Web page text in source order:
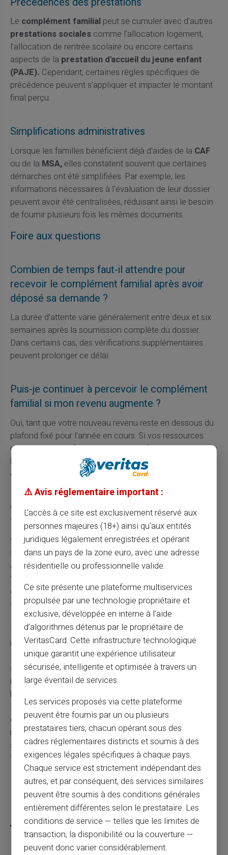
Le complément familialpeut se cumuler avec d'autres
prestations socialescomme l'allocation logement,
l’allocation de rentrée scolaire ou encore certains
aspects de la prestation d'accueil du jeune enfant
(PAJE). Cependant, certaines règles spécifiques de
précédence peuvent s'appliquer et impacter le montant
final perçu.
Simplifications administratives
Lorsque les familles bénéficient déjà d'aides de la CAF
ou de la MSA,elles constatent souvent que certaines
démarches ont été simplifiées. Par exemple, les
informations nécessaires à l'évaluation de leur dossier
peuvent avoir été centralisées, réduisant ainsi le besoin
de fournir plusieurs fois les mêmes documents.
Foire aux questions
Combien de temps faut-il attendre pour
recevoir le complément familial après avoir
déposé sa demande ?
La durée d’attente varie généralement entre deux et six
semaines après la soumission complète du dossier.
Dans certains cas, des vérifications supplémentaires
peuvent prolonger ce délai.
Puis-je continuer à percevoir le complément
familial si mon revenu augmente ?
Oui, tant que votre nouveau revenu reste en dessous du
plafond fixé pour l'année en cours. Si vos ressources
dépassent ce plafond, vous devrez informer laCAFou la
MSA,
et les aides pourront être révisées en
conséquence.
Quelles sont les options si ma situation évolue
?
Si vous accueillez un enfant supplémentaire dans votre
famille ou si un de vos enfants quitte le domicile, il est
essentiel d'en informer rapidement laCAFou la
Votre dossier devra être mis à jour pour refléter ces
changements et ajuster éventuellement le montant de
vos aides.
En résumé, lecomplément familialreprésente une
ressource précieuse pour de nombreuses familles en
France. En répondant aux critères d'éligibilité
spécifiques tels que les conditions de revenus et le
nombre d'enfants à charge, les familles peuvent
bénéficier d'une aide financière permettant de soutenir
leur niveau de vie. Comprendre les procédures et
exigences associées à cette prestation permet de
maximiser les chances de la recevoir et de profiter d’un
soutien bienvenu dans la gestion des finances
familiales.
Partager cet article
⚠️ Avis réglementaire important :
L'accès à ce site est exclusivement réservé aux
personnes majeures (18+) ainsi qu'aux entités
juridiques légalement enregistrées et opérant
dans un pays de la zone euro, avec une adresse
résidentielle ou professionnelle valide.
Ce site présente une plateforme multiservices
propulsée par une technologie propriétaire et
exclusive, développée en interne à l’aide
d’algorithmes détenus par le propriétaire de
VeritasCard. Cette infrastructure technologique
unique garantit une expérience utilisateur
sécurisée, intelligente et optimisée à travers un
large éventail de services.
Les services proposés via cette plateforme
peuvent être fournis par un ou plusieurs
prestataires tiers, chacun opérant sous des
cadres réglementaires distincts et soumis à des
exigences légales spécifiques à chaque pays.
Chaque service est strictement indépendant des
autres, et par conséquent, des services similaires
peuvent être soumis à des conditions générales
entièrement différentes selon le prestataire. Les
conditions de service — telles que les limites de
transaction, la disponibilité ou la couverture —
peuvent donc varier considérablement.